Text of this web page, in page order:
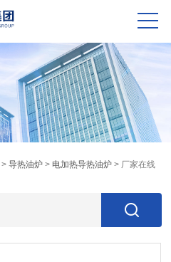
>导热油炉 > 电加热导热油炉 > 厂家在线